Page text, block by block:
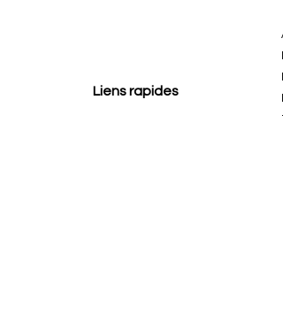
Liens rapides